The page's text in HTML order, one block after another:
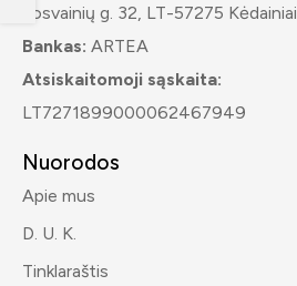
Josvainių g. 32, LT-57275 Kėdainiai
Bankas: ARTEA
Atsiskaitomoji sąskaita:
LT7271899000062467949
Nuorodos
Apie mus
D. U. K.
Tinklaraštis